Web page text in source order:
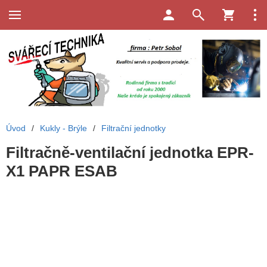
Úvod / Kukly - Brýle / Filtrační jednotky
Filtračně-ventilační jednotka EPR-
X1 PAPR ESAB